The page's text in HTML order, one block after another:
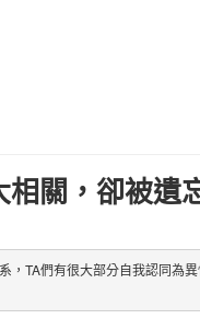
關，卻被遺
TA們有很大部分自我認同為